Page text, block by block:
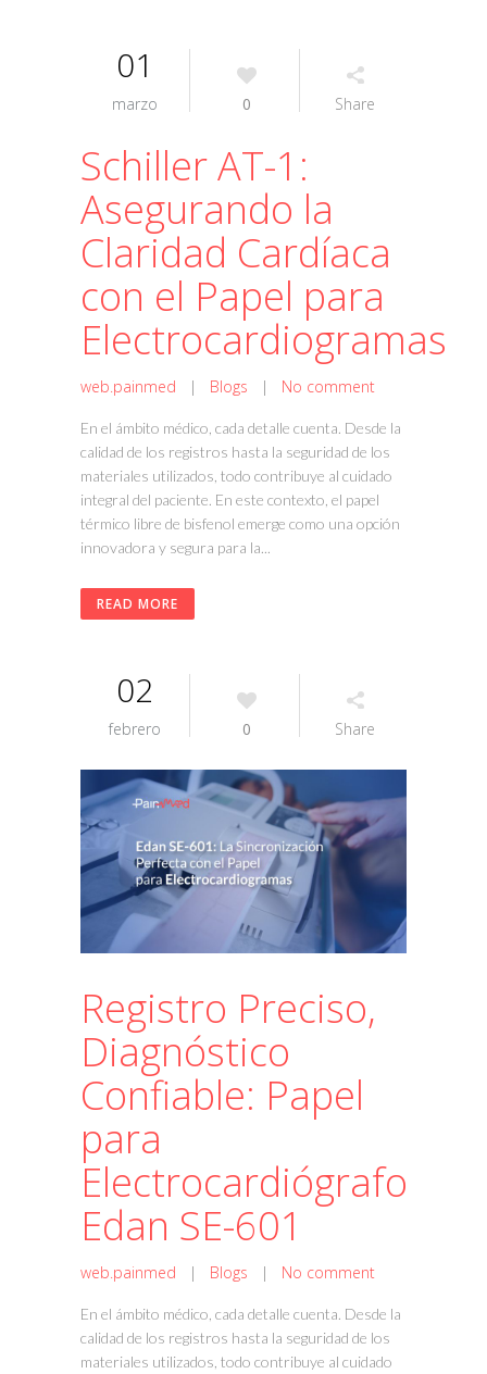
01
marzo 0 Share
Schiller AT-1:
Asegurando la
Claridad Cardíaca
con el Papel para
Electrocardiogramas
web.painmed | Blogs | No comment
En el ámbito médico, cada detalle cuenta. Desde la
calidad de los registros hasta la seguridad de los
materiales utilizados, todo contribuye al cuidado
integral del paciente. En este contexto, el papel
térmico libre de bisfenol emerge como una opción
innovadora y segura para la...
READ MORE
02
febrero 0 Share
Registro Preciso,
Diagnóstico
Confiable: Papel
para
Electrocardiógrafo
Edan SE-601
web.painmed | Blogs | No comment
En el ámbito médico, cada detalle cuenta. Desde la
calidad de los registros hasta la seguridad de los
materiales utilizados, todo contribuye al cuidado